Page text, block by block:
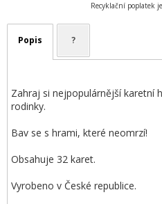
Recyklační poplatek
Popis ?
Zahraj si nejpopulárnější karetní
rodinky.
Bav se s hrami, které neomrzí!
Obsahuje 32 karet.
Vyrobeno v České republice.